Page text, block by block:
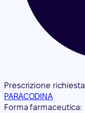
Prescrizione richiesta
PARACODINA
Forma farmaceutica: